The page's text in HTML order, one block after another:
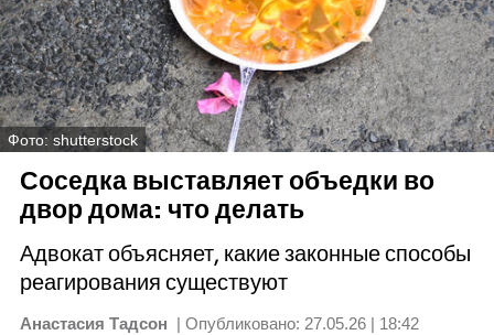
Фото: shutterstock
Соседка выставляет объедки во
двор дома: что делать
Адвокат объясняет, какие законные способы
реагирования существуют
Анастасия Тадсон | Опубликовано: 27.05.26 | 18:42